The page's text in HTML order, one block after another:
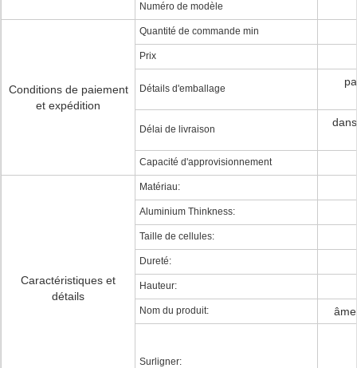
Numéro de modèle
Conditions de paiement
et expédition
Quantité de commande min
Prix
Détails d'emballage
Délai de livraison
Capacité d'approvisionnement
Caractéristiques et
détails
Matériau:
Aluminium Thinkness:
Taille de cellules:
Dureté:
Hauteur:
Nom du produit:
Surligner: